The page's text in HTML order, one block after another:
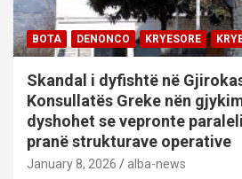
BOTA DENONCO KRYESORE
Skandal i dyfishtë në
Konsullatës Greke nën
dyshohet se vepronte
pranë strukturave operative
January 8, 2026 alba-news